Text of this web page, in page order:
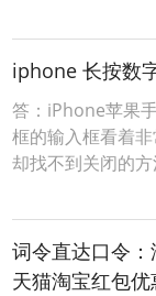
天神券等点餐可
入口如何领外卖
键词口令直达工
88」关键词直达
iphone 长按数
答：iPhone苹果
框的输入框看着
却找不到关闭的
关闭浮动键盘输
盘输入时变动黑
果手机上打开【
功能】内，找到
词令直达口令
天猫淘宝红包